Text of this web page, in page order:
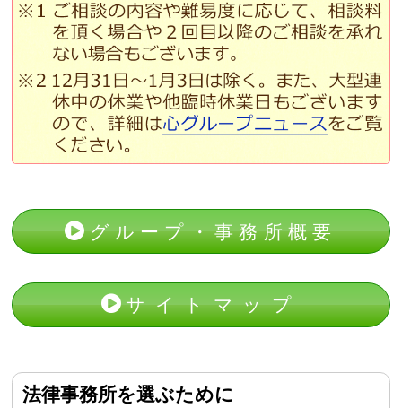
グループ・事務所概要
サイトマップ
法律事務所を選ぶために